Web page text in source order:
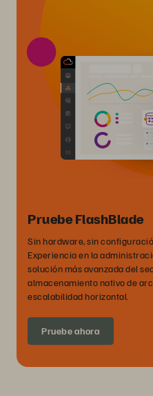
Pruebe FlashBlade
Sin hardware, sin
Experiencia en la
solución más avanzada del
almacenamiento nativo de
escalabilidad horizontal.
Pruebe ahora